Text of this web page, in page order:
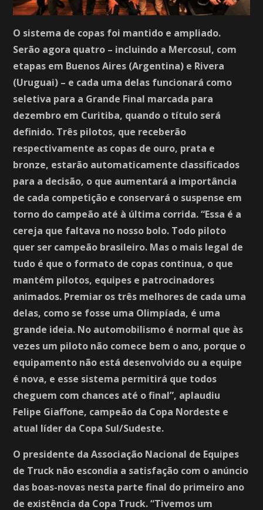
O sistema de copas foi mantido e ampliado.
Serão agora quatro – incluindo a Mercosul, com
etapas em Buenos Aires (Argentina) e Rivera
(Uruguai) – e cada uma delas funcionará como
seletiva para a Grande Final marcada para
dezembro em Curitiba, quando o título será
definido. Três pilotos, que receberão
respectivamente as copas de ouro, prata e
bronze, estarão automaticamente classificados
para a decisão, o que aumentará a importância
de cada competição e conservará o suspense em
torno do campeão até à última corrida. “Essa é a
cereja que faltava no nosso bolo. Todo piloto
quer ser campeão brasileiro. Mas o mais legal de
tudo é que o formato de copas continua, o que
mantém pilotos, equipes e patrocinadores
animados. Premiar os três melhores de cada uma
delas, como se fosse uma Olimpíada, é uma
grande ideia. No automobilismo é normal que às
vezes um piloto não comece bem o ano, porque o
equipamento não está desenvolvido ou a equipe
é nova, e esse sistema permitirá que todos
cheguem com chances até o final”, aplaudiu
Felipe Giaffone, campeão da Copa Nordeste e
atual líder da Copa Sul/Sudeste.
O presidente da Associação Nacional de Equipes
de Truck não escondia a satisfação com o anúncio
das boas-novas nesta parte final do primeiro ano
de existência da Copa Truck. “Tivemos um